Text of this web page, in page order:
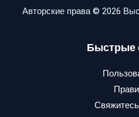
Авторские права © 2026
Быстрые